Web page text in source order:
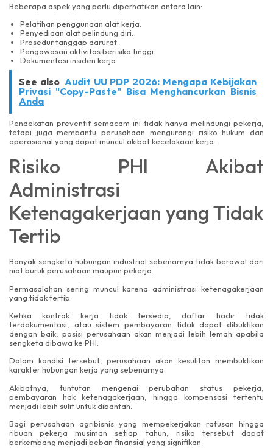
Beberapa aspek yang perlu diperhatikan antara lain:
Pelatihan penggunaan alat kerja.
Penyediaan alat pelindung diri.
Prosedur tanggap darurat.
Pengawasan aktivitas berisiko tinggi.
Dokumentasi insiden kerja.
See also Audit UU PDP 2026: Mengapa Kebijakan
Privasi "Copy-Paste" Bisa Menghancurkan Bisnis
Anda
Pendekatan preventif semacam ini tidak hanya melindungi pekerja,
tetapi juga membantu perusahaan mengurangi risiko hukum dan
operasional yang dapat muncul akibat kecelakaan kerja.
Risiko PHI Akibat
Administrasi
Ketenagakerjaan yang Tidak
Tertib
Banyak sengketa hubungan industrial sebenarnya tidak berawal dari
niat buruk perusahaan maupun pekerja.
Permasalahan sering muncul karena administrasi ketenagakerjaan
yang tidak tertib.
Ketika kontrak kerja tidak tersedia, daftar hadir tidak
terdokumentasi, atau sistem pembayaran tidak dapat dibuktikan
dengan baik, posisi perusahaan akan menjadi lebih lemah apabila
sengketa dibawa ke PHI.
Dalam kondisi tersebut, perusahaan akan kesulitan membuktikan
karakter hubungan kerja yang sebenarnya.
Akibatnya, tuntutan mengenai perubahan status pekerja,
pembayaran hak ketenagakerjaan, hingga kompensasi tertentu
menjadi lebih sulit untuk dibantah.
Bagi perusahaan agribisnis yang mempekerjakan ratusan hingga
ribuan pekerja musiman setiap tahun, risiko tersebut dapat
berkembang menjadi beban finansial yang signifikan.